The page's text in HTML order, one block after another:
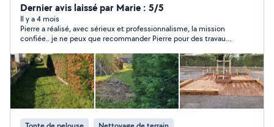
des bases solides et variées. Je saurais répondre à vos
demande d'entretien courant et mettrais mes
compétences à votre services pour répondre à vos
demande spécifique. Je vous propose également mes
services pour la réalisation de terrasse en bois (pin, bois
exotique), clôtures de jardin (bois, béton) également la
création de bassins. Vous souhaitez réaliser vos travaux
vous même je loue aussi du matériel ponceuse,
visseuse, petit perforateur burineur, compresseur,
groupe électrogène, tondeuse, taille haie...
Dernier avis laissé par Marie : 5/5
Il y a 4 mois
Pierre a réalisé, avec sérieux et professionnalisme, la mission
confiée.. je ne peux que recommander Pierre pour des travaux